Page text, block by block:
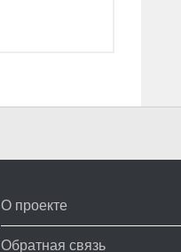
О проекте
Обратная связь